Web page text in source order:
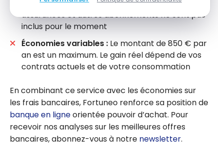
l’internet et le téléphone sont couverts. Les
assurances et autres abonnements ne sont pas
inclus pour le moment
Économies variables : Le montant de 850 € par
an est un maximum. Le gain réel dépend de vos
contrats actuels et de votre consommation
En combinant ce service avec les économies sur
les frais bancaires, Fortuneo renforce sa position de
banque en ligneorientée pouvoir d’achat. Pour
recevoir nos analyses sur les meilleures offres
bancaires, abonnez-vous à notre newsletter.